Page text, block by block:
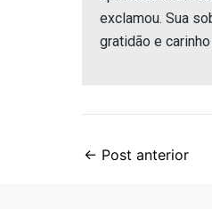
exclamou. Sua
gratidão e
← Post anterior